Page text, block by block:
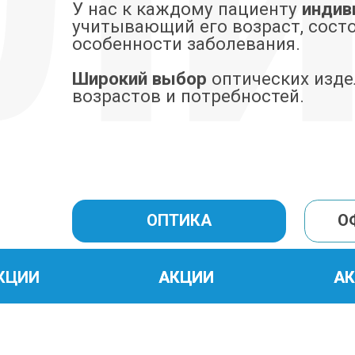
Широкий выбороптических изделий
возрастов и потребностей.
АКЦИИ
АКЦИИ